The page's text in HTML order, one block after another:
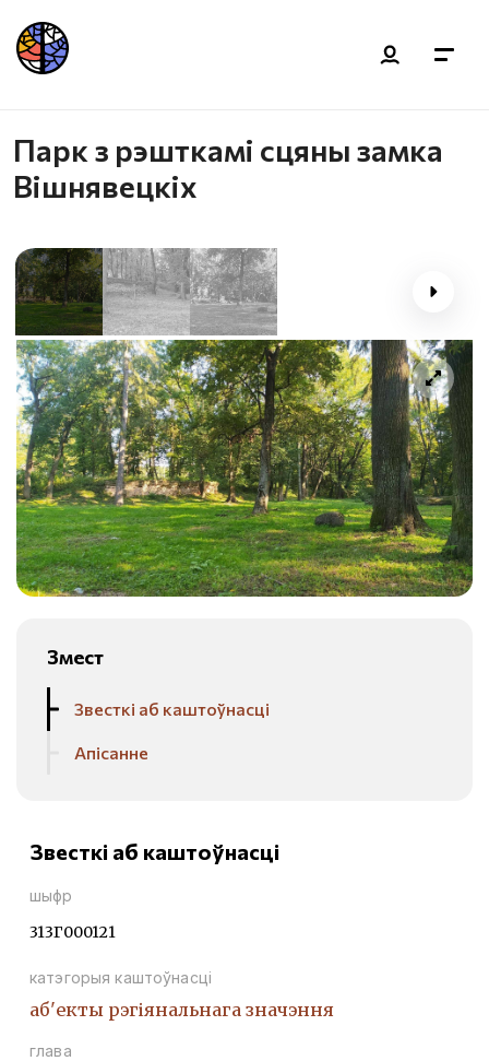
Парк з рэшткамі сцяны замка
Вішнявецкіх
Змест
Звесткі аб каштоўнасці
Апісанне
Звесткі аб каштоўнасці
шыфр
313Г000121
катэгорыя каштоўнасці
аб'екты рэгіянальнага значэння
глава